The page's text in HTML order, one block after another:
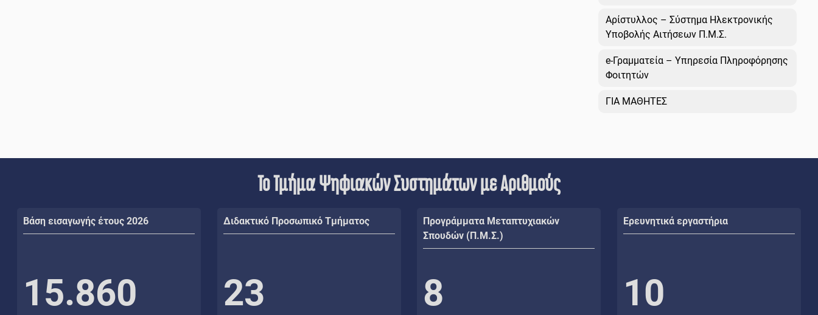
Αρίστυλλος – Σύστημα Ηλεκτρονικής
Υποβολής Αιτήσεων Π.Μ.Σ.
e-Γραμματεία – Υπηρεσία Πληροφόρησης
Φοιτητών
ΓΙΑ ΜΑΘΗΤΕΣ
Το Τμήμα Ψηφιακών Συστημάτων με Αριθμούς
Βάση εισαγωγής έτους 2026
15.860
Διδακτικό Προσωπικό Τμήματος
23
Προγράμματα Μεταπτυχιακών
Σπουδών (Π.Μ.Σ.)
8
Ερευνητικά εργαστήρια
10